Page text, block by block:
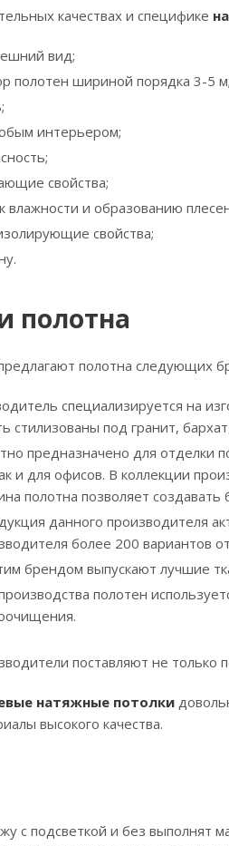
качествах и специфике
вид;
полотен шириной порядка 3-5 м;
интерьером;
свойства;
влажности и образованию
свойства;
полотна
полотна следующих
специализируется на
стилизованы под гранит,
предназначено для отделки
и для офисов. В коллекции
полотна позволяет создавать
данного производителя
более 200 вариантов
брендом выпускают лучшие
полотен
поставляют не только
натяжные потолки
высокого качества.
с подсветкой и без выполнят